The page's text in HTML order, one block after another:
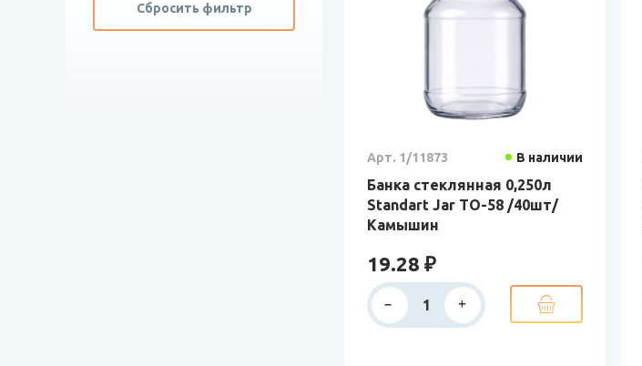
Сбросить фильтр
Арт. 1/11873 В наличии
Банка стеклянная 0,250л
Standart Jar ТО-58 /40шт/
Камышин
19.28 ₽